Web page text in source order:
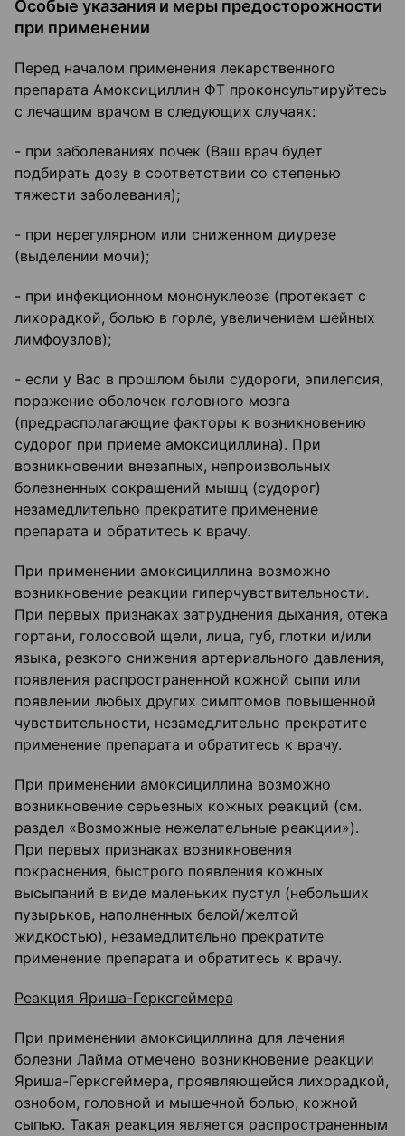
Особые указания и меры предосторожности
при применении
Перед началом применения лекарственного
препарата Амоксициллин ФТ проконсультируйтесь
с лечащим врачом в следующих случаях:
- при заболеваниях почек (Ваш врач будет
подбирать дозу в соответствии со степенью
тяжести заболевания);
- при нерегулярном или сниженном диурезе
(выделении мочи);
- при инфекционном мононуклеозе (протекает с
лихорадкой, болью в горле, увеличением шейных
лимфоузлов);
- если у Вас в прошлом были судороги, эпилепсия,
поражение оболочек головного мозга
(предрасполагающие факторы к возникновению
судорог при приеме амоксициллина). При
возникновении внезапных, непроизвольных
болезненных сокращений мышц (судорог)
незамедлительно прекратите применение
препарата и обратитесь к врачу.
При применении амоксициллина возможно
возникновение реакции гиперчувствительности.
При первых признаках затруднения дыхания, отека
гортани, голосовой щели, лица, губ, глотки и/или
языка, резкого снижения артериального давления,
появления распространенной кожной сыпи или
появлении любых других симптомов повышенной
чувствительности, незамедлительно прекратите
применение препарата и обратитесь к врачу.
При применении амоксициллина возможно
возникновение серьезных кожных реакций (см.
раздел «Возможные нежелательные реакции»).
При первых признаках возникновения
покраснения, быстрого появления кожных
высыпаний в виде маленьких пустул (небольших
пузырьков, наполненных белой/желтой
жидкостью), незамедлительно прекратите
применение препарата и обратитесь к врачу.
Реакция Яриша-Герксгеймера
При применении амоксициллина для лечения
болезни Лайма отмечено возникновение реакции
Яриша-Герксгеймера, проявляющейся лихорадкой,
ознобом, головной и мышечной болью, кожной
сыпью. Такая реакция является распространенным